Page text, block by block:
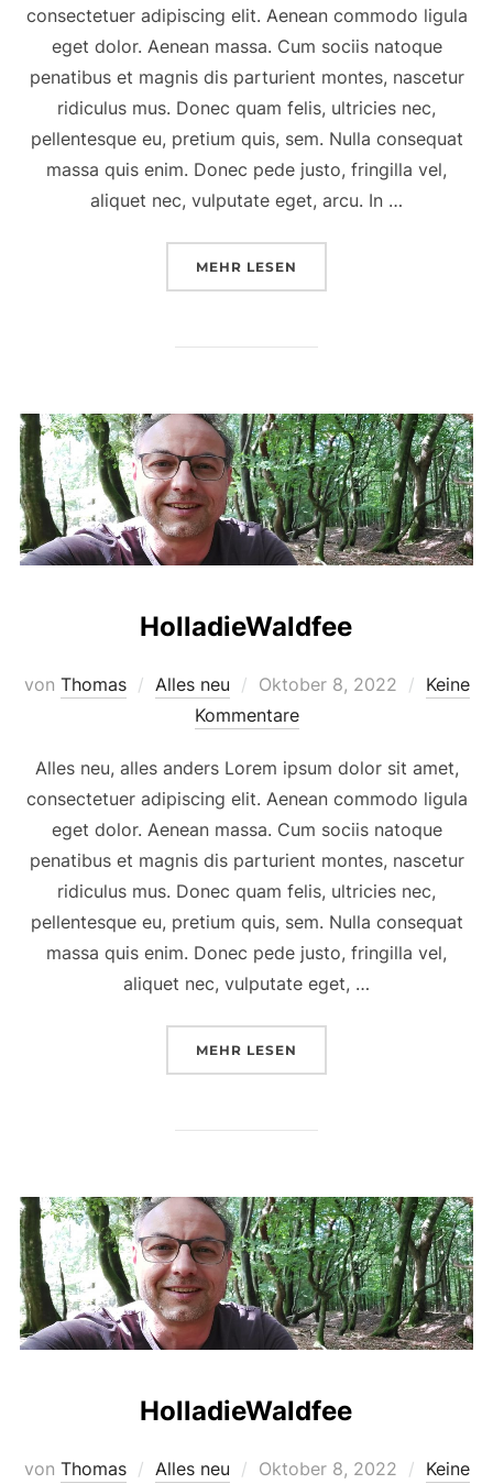
consectetuer adipiscing elit. Aenean commodo ligula
eget dolor. Aenean massa. Cum sociis natoque
penatibus et magnis dis parturient montes, nascetur
ridiculus mus. Donec quam felis, ultricies nec,
pellentesque eu, pretium quis, sem. Nulla consequat
massa quis enim. Donec pede justo, fringilla vel,
aliquet nec, vulputate eget, arcu. In …
MEHR LESEN
HolladieWaldfee
von Thomas Alles neu Oktober 8, 2022
Keine
Kommentare
Alles neu, alles anders Lorem ipsum dolor sit amet,
consectetuer adipiscing elit. Aenean commodo ligula
eget dolor. Aenean massa. Cum sociis natoque
penatibus et magnis dis parturient montes, nascetur
ridiculus mus. Donec quam felis, ultricies nec,
pellentesque eu, pretium quis, sem. Nulla consequat
massa quis enim. Donec pede justo, fringilla vel,
aliquet nec, vulputate eget, …
MEHR LESEN
HolladieWaldfee
von Thomas Alles neu Oktober 8, 2022 Keine